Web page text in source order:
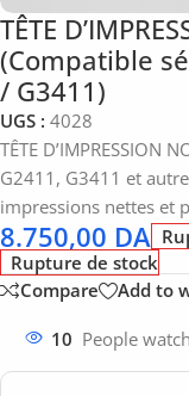
TÊTE
(Compatible
/ G3411)
UGS : 4028
TÊTE D’IMPRESSION
G2411, G3411 et
impressions nettes et
8.750,00 DA
Rupture de stock
Compare
Add to
10 People